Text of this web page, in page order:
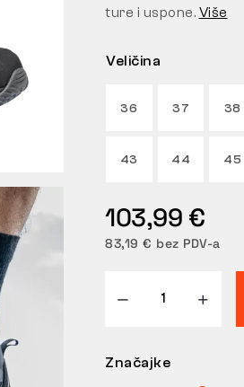
Veličina
36 37 38
43 44 45
103,99 €
83,19 € bez PDV-a
Značajke
ture i uspone. Više